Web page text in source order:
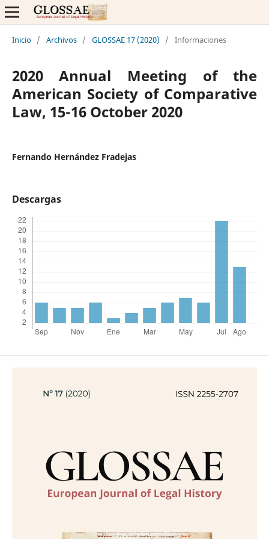
Inicio / Archivos / GLOSSAE 17 (2020) / Informaciones
2020 Annual Meeting of the
American Society of Comparative
Law, 15-16 October 2020
Fernando Hernández Fradejas
Descargas